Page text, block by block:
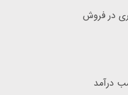
در فروش
درآمد